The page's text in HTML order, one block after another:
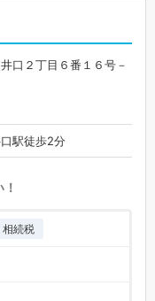
口２丁目６番１６号－
駅徒歩2分
相続税